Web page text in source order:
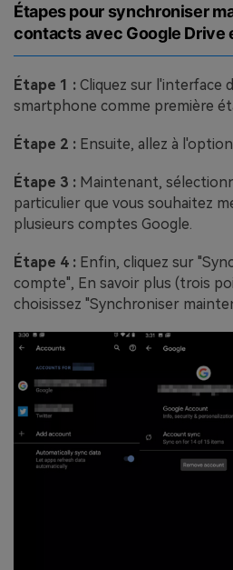
Étapes pour synchroniser
contacts avec Google Drive
Étape 1 : Cliquez sur l'interface
smartphone comme première
Étape 2 : Ensuite, allez à
Étape 3 : Maintenant,
particulier que vous souhaitez
plusieurs comptes Google.
Étape 4 : Enfin, cliquez sur
compte", En savoir plus (trois
choisissez "Synchroniser